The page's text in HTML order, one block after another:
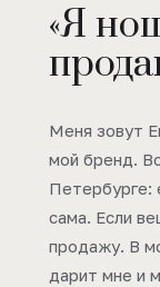
«Я
Меня зовут
мой бренд.
Петербурге:
сама. Если
продажу. В
дарит мне и